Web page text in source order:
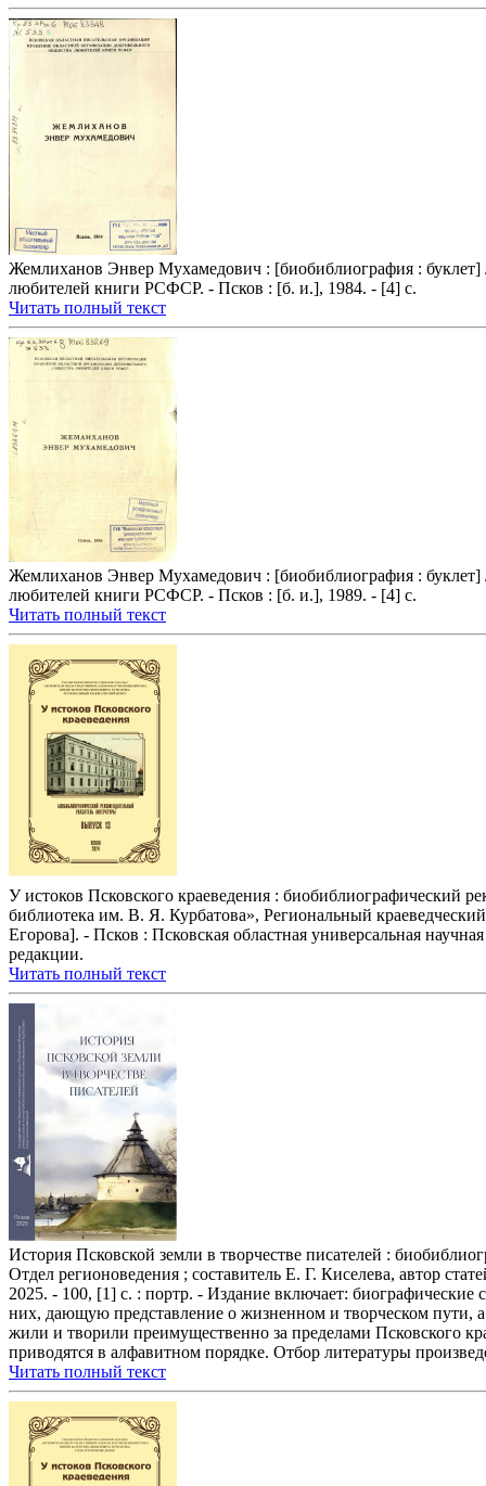
Жемлиханов Энвер Мухамедович : [биобиблиография : буклет]
любителей книги РСФСР. - Псков : [б. и.], 1984. - [4] с.
Читать полный текст
Жемлиханов Энвер Мухамедович : [биобиблиография : буклет]
любителей книги РСФСР. - Псков : [б. и.], 1989. - [4] с.
Читать полный текст
У истоков Псковского краеведения : биобиблиографический
библиотека им. В. Я. Курбатова», Региональный
Егорова]. - Псков : Псковская областная универсальная
редакции.
Читать полный текст
История Псковской земли в творчестве писателей :
Отдел регионоведения ; составитель Е. Г. Киселева, автор
2025. - 100, [1] с. : портр. - Издание включает: биографические
них, дающую представление о жизненном и творческом пути, а
жили и творили преимущественно за пределами Псковского
приводятся в алфавитном порядке. Отбор литературы
Читать полный текст